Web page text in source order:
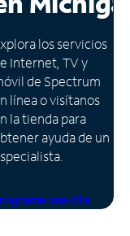
los servicios
Internet, TV y
de Spectrum
línea o visítanos
la tienda para
ayuda de un
una cita